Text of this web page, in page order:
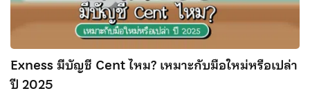
Exness มีบัญชี Cent ไหม? เหมาะกับมือใหม่หรือเปล่า
ปี 2025